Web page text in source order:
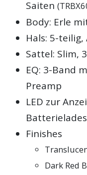
Saiten
Body: Erle
Hals: 5-
Sattel: Slim,
EQ: 3-Band
Preamp
LED zur
Finishes
Dark Red